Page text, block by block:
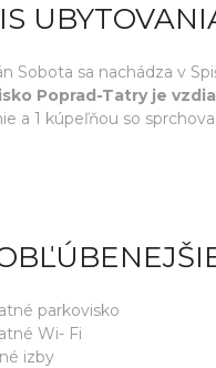
Sobota sa nachádza v
Poprad-Tatry je
a 1 kúpeľňou so
parkovisko
Wi- Fi
izby